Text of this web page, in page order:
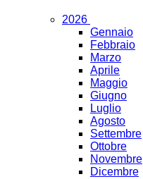
2026
Gennaio
Febbraio
Marzo
Aprile
Maggio
Giugno
Luglio
Agosto
Settembre
Ottobre
Novembre
Dicembre